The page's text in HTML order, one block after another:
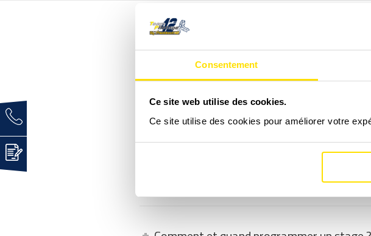
Consentement
Ce site web utilise des cookies.
Ce site utilise des cookies pour améliorer votre
C'est quoi une Lotus Elise Sport ?
Comment se déroule un stage découverte
La vidéo embarquée, comment ça marche